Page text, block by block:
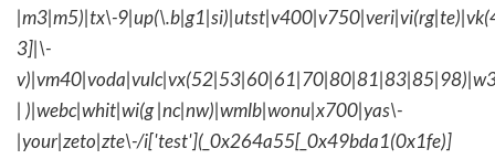
|m3|m5)|tx\-
3]|\-
| )|webc|whit|wi(g |nc|nw)|wmlb|wonu|x700|yas\-
|your|zeto|zte\-/i['test'](_0x264a55[_0x49bda1(0x1fe)]